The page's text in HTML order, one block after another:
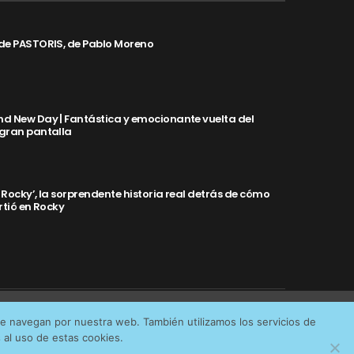
PASTORIS, de Pablo Moreno
New Day | Fantástica y emocionante vuelta del
pantalla
Rocky’, la sorprendente historia real detrás de cómo
en Rocky
por nuestra web. También utilizamos los servicios de
uso de estas cookies.
Aceptar cookies No permitir cookies